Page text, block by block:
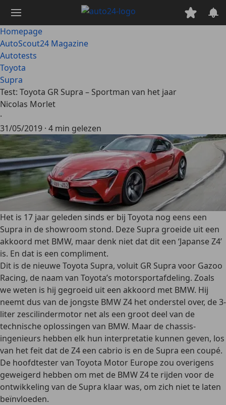
naar
hoofdinhoud
Homepage
AutoScout24 Magazine
Autotests
Toyota
Supra
Test: Toyota GR Supra – Sportman van het jaar
Nicolas Morlet
·
31/05/2019 · 4 min gelezen
Het is 17 jaar geleden sinds er bij Toyota nog eens een
Supra in de showroom stond. Deze Supra groeide uit een
akkoord met BMW, maar denk niet dat dit een ‘Japanse Z4’
is. En dat is een compliment.
Dit is de nieuwe Toyota Supra, voluit GR Supra voor Gazoo
Racing, de naam van Toyota’s motorsportafdeling. Zoals
we weten is hij gegroeid uit een akkoord met BMW. Hij
neemt dus van de jongste BMW Z4 het onderstel over, de 3-
liter zescilindermotor net als een groot deel van de
technische oplossingen van BMW. Maar de chassis-
ingenieurs hebben elk hun interpretatie kunnen geven, los
van het feit dat de Z4 een cabrio is en de Supra een coupé.
De hoofdtester van Toyota Motor Europe zou overigens
geweigerd hebben om met de BMW Z4 te rijden voor de
ontwikkeling van de Supra klaar was, om zich niet te laten
beïnvloeden.